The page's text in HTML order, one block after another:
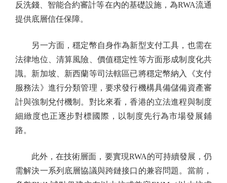
反洗錢、智能合約審計等在內的基礎設施，為RWA流通
提供底層信任保障。
另一方面，穩定幣自身作為新型支付工具，也需在
法律地位、清算風險、價值穩定性等方面形成制度化共
識。新加坡、新西蘭等司法轄區已將穩定幣納入《支付
服務法》進行分類管理，要求發行機構具備儲備資產審
計與強制兌付機制。對比來看，香港的立法進程與制度
細緻度也正逐步對標國際，以制度先行為市場發展鋪
路。
此外，在技術層面，要實現RWA的可持續發展，仍
需解決一系列底層協議與跨鏈接口的兼容問題。當前，